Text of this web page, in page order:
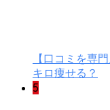
【口コミを専
キロ痩せる？
5